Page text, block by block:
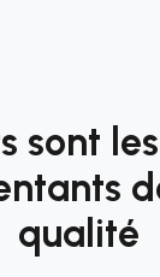
sont
qualité